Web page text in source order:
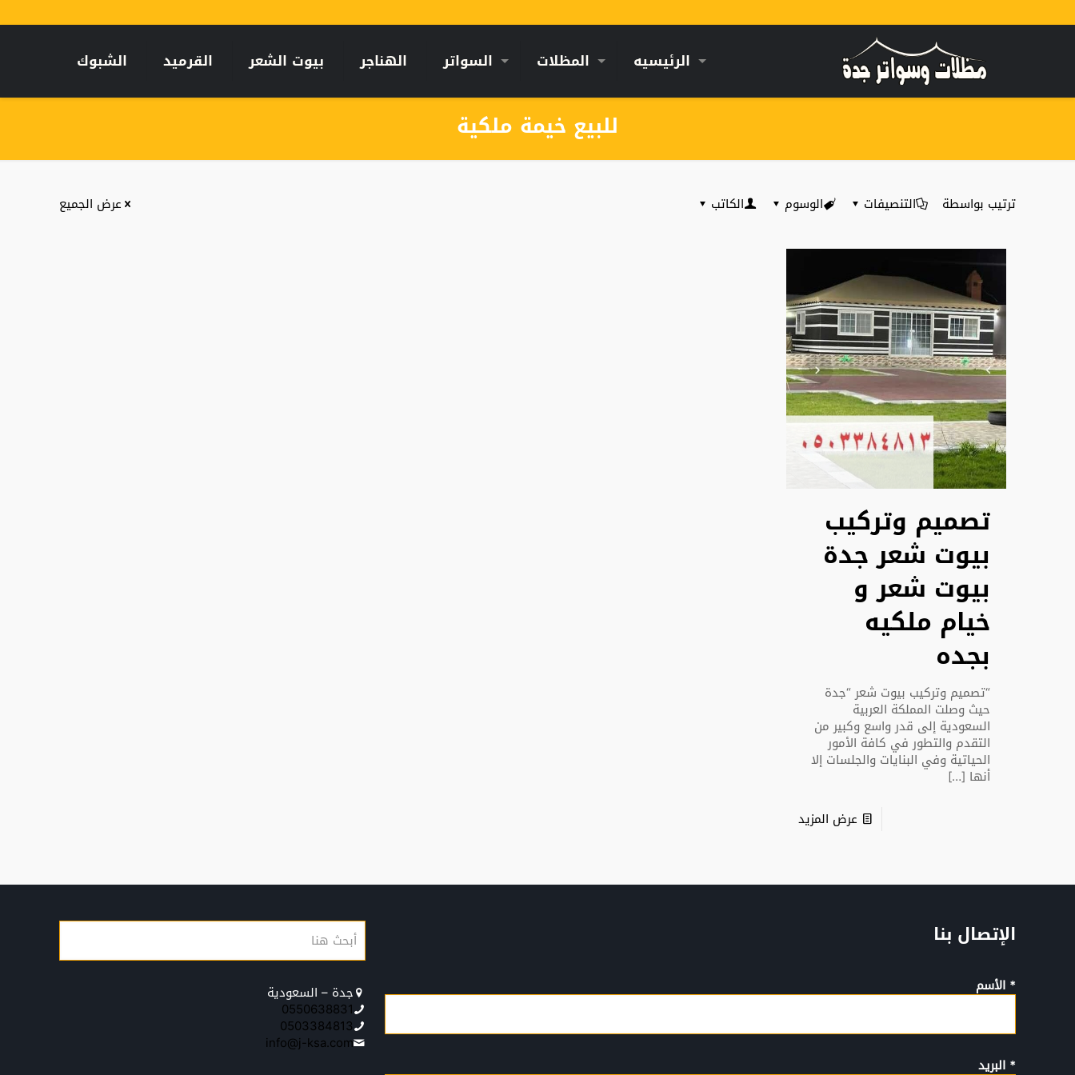
الرئيسيه المظلات السواتر الهناجر بيوت الشعر القرميد الشبوك
للبيع خيمة ملكية
ترتيب بواسطة التنصيفات الوسوم الكاتب عرض الجميع
تصميم وتركيب
بيوت شعر جدة
بيوت شعر و
خيام ملكيه
بجده
“تصميم وتركيب بيوت شعر “جدة
حيث وصلت المملكة العربية
السعودية إلى قدر واسع وكبير من
التقدم والتطور في كافة الأمور
الحياتية وفي البنايات والجلسات إلا
أنها […]
عرض المزيد
الإتصال بنا
* الأسم
* البريد
جدة – السعودية
0550638831
0503384813
info@j-ksa.com